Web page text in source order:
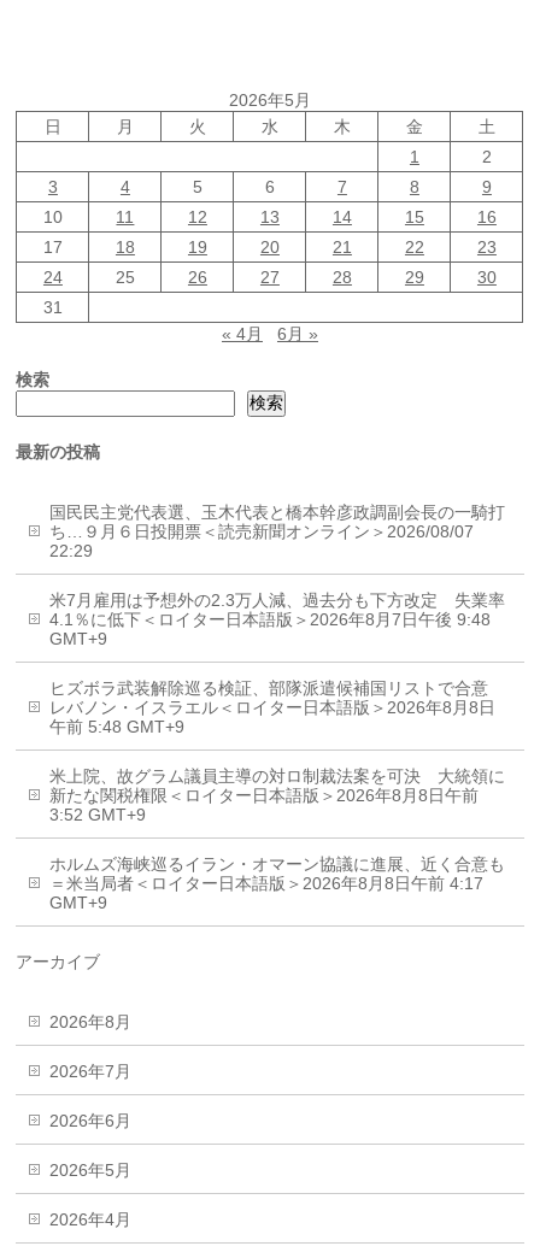
2026年5月
日
月 火 水 木 金
土
1
2
3
4 5 6 7 8
9
10
11 12 13 14 15
16
17
18 19 20 21 22
23
24
25 26 27 28 29
30
31
« 4月
6月 »
検索
検索
最新の投稿
国民民主党代表選、玉木代表と橋本幹彦政調副会長の一騎打
ち…９月６日投開票＜読売新聞オンライン＞2026/08/07
22:29
米7月雇用は予想外の2.3万人減、過去分も下方改定 失業率
4.1％に低下＜ロイター日本語版＞2026年8月7日午後 9:48
GMT+9
ヒズボラ武装解除巡る検証、部隊派遣候補国リストで合意
レバノン・イスラエル＜ロイター日本語版＞2026年8月8日
午前 5:48 GMT+9
米上院、故グラム議員主導の対ロ制裁法案を可決 大統領に
新たな関税権限＜ロイター日本語版＞2026年8月8日午前
3:52 GMT+9
ホルムズ海峡巡るイラン・オマーン協議に進展、近く合意も
＝米当局者＜ロイター日本語版＞2026年8月8日午前 4:17
GMT+9
アーカイブ
2026年8月
2026年7月
2026年6月
2026年5月
2026年4月